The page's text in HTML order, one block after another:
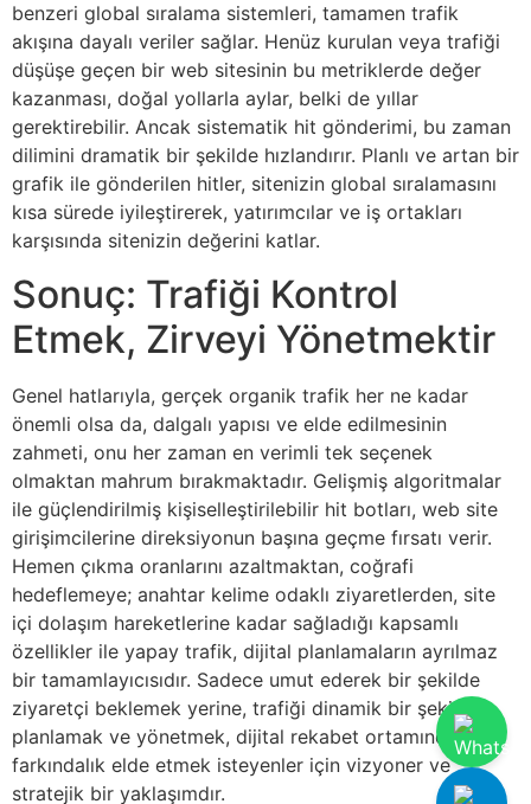
benzeri global sıralama sistemleri, tamamen trafik
akışına dayalı veriler sağlar. Henüz kurulan veya trafiği
düşüşe geçen bir web sitesinin bu metriklerde değer
kazanması, doğal yollarla aylar, belki de yıllar
gerektirebilir. Ancak sistematik hit gönderimi, bu zaman
dilimini dramatik bir şekilde hızlandırır. Planlı ve artan bir
grafik ile gönderilen hitler, sitenizin global sıralamasını
kısa sürede iyileştirerek, yatırımcılar ve iş ortakları
karşısında sitenizin değerini katlar.
Sonuç: Trafiği Kontrol
Etmek, Zirveyi Yönetmektir
Genel hatlarıyla, gerçek organik trafik her ne kadar
önemli olsa da, dalgalı yapısı ve elde edilmesinin
zahmeti, onu her zaman en verimli tek seçenek
olmaktan mahrum bırakmaktadır. Gelişmiş algoritmalar
ile güçlendirilmiş kişiselleştirilebilir hit botları, web site
girişimcilerine direksiyonun başına geçme fırsatı verir.
Hemen çıkma oranlarını azaltmaktan, coğrafi
hedeflemeye; anahtar kelime odaklı ziyaretlerden, site
içi dolaşım hareketlerine kadar sağladığı kapsamlı
özellikler ile yapay trafik, dijital planlamaların ayrılmaz
bir tamamlayıcısıdır. Sadece umut ederek bir şekilde
ziyaretçi beklemek yerine, trafiği dinamik bir şekilde
planlamak ve yönetmek, dijital rekabet ortamında
farkındalık elde etmek isteyenler için vizyoner ve
stratejik bir yaklaşımdır.